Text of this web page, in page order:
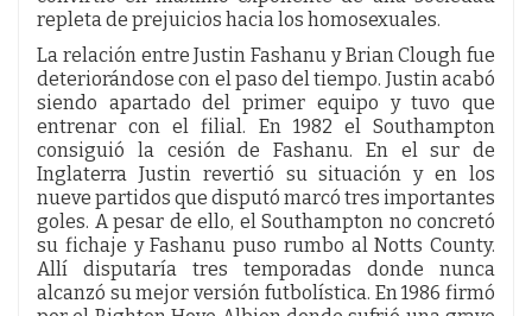
repleta de prejuicios hacia los homosexuales.
La relación entre Justin Fashanu y Brian Clough fue
deteriorándose con el paso del tiempo. Justin acabó
siendo apartado del primer equipo y tuvo que
entrenar con el filial. En 1982 el Southampton
consiguió la cesión de Fashanu. En el sur de
Inglaterra Justin revertió su situación y en los
nueve partidos que disputó marcó tres importantes
goles. A pesar de ello, el Southampton no concretó
su fichaje y Fashanu puso rumbo al Notts County.
Allí disputaría tres temporadas donde nunca
alcanzó su mejor versión futbolística. En 1986 firmó